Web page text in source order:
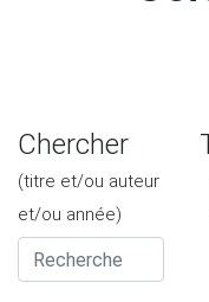
Chercher
(titre et/ou auteur
et/ou année)